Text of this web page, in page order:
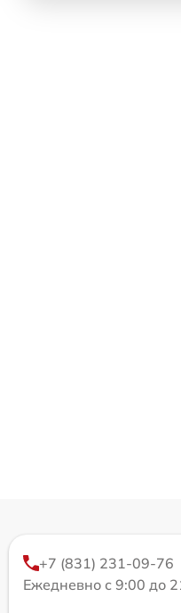
+7 (831) 231-09-76
Ежедневно с 9:00 до